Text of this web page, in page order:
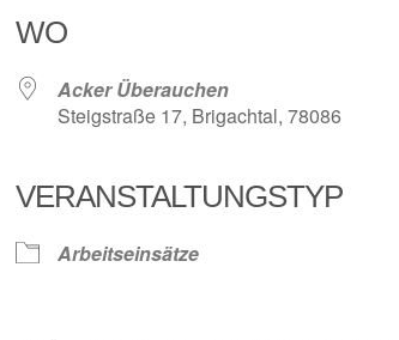
Kalender
WO
Acker Überauchen
Steigstraße 17, Brigachtal, 78086
VERANSTALTUNGSTYP
Arbeitseinsätze